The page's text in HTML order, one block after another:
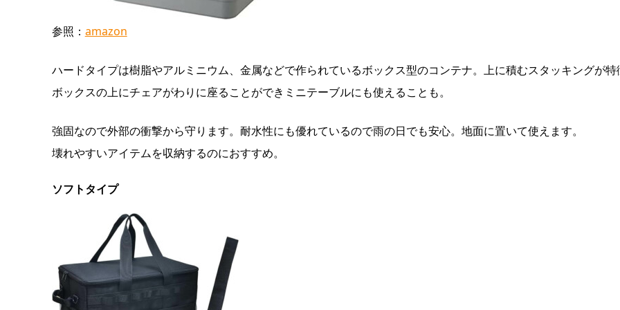
参照： amazon
ハードタイプは樹脂やアルミニウム、金属などで作られているボックス型のコンテナ。上に積むスタッキングが特
ボックスの上にチェアがわりに座ることができミニテーブルにも使えることも。
強固なので外部の衝撃から守ります。耐水性にも優れているので雨の日でも安心。地面に置いて使えます。
壊れやすいアイテムを収納するのにおすすめ。
ソフトタイプ